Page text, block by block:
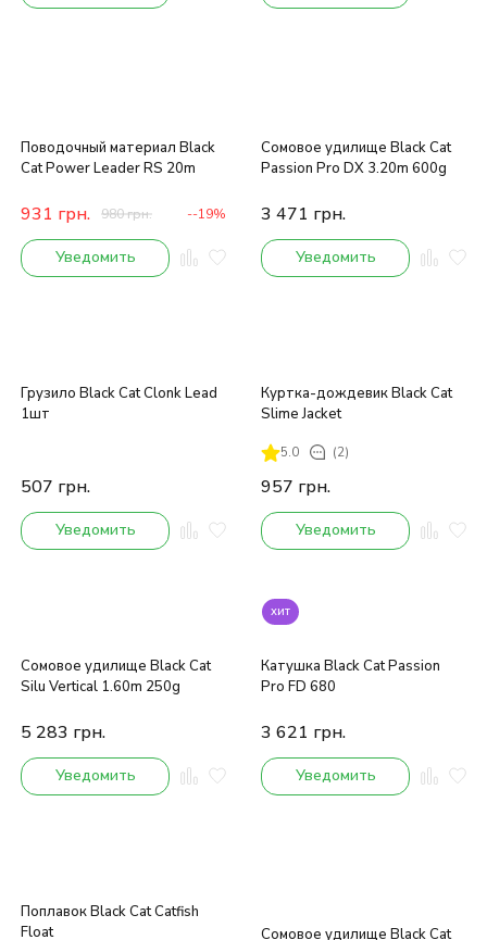
Поводочный материал Black
Cat Power Leader RS 20m
931 грн. 980грн. --19%
Уведомить
Сомовое удилище Black Cat
Passion Pro DX 3.20m 600g
3 471 грн.
Уведомить
Грузило Black Cat Clonk Lead
1шт
507 грн.
Уведомить
Куртка-дождевик Black Cat
Slime Jacket
5.0 (2)
957 грн.
Уведомить
Сомовое удилище Black Cat
Silu Vertical 1.60m 250g
5 283 грн.
Уведомить
хит
Катушка Black Cat Passion
Pro FD 680
3 621 грн.
Уведомить
Поплавок Black Cat Catfish
Float
Сомовое удилище Black Cat